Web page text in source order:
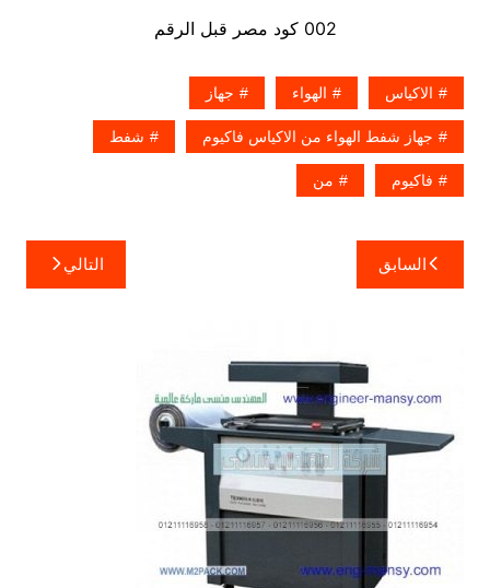
002 كود مصر قبل الرقم
الاكياس الهواء جهاز
جهاز شفط الهواء من الاكياس فاكيوم شفط
فاكيوم من
تصفّح
المقالات
السابق التالي